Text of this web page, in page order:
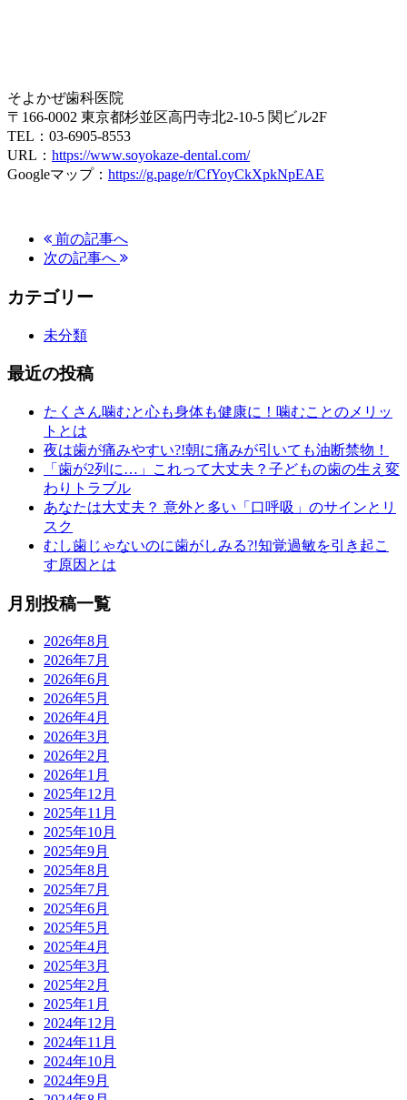
そよかぜ歯科医院
〒166-0002 東京都杉並区高円寺北2-10-5 関ビル2F
TEL：03-6905-8553
URL： https://www.soyokaze-dental.com/
Googleマップ： https://g.page/r/CfYoyCkXpkNpEAE
前の記事へ
次の記事へ
カテゴリー
未分類
最近の投稿
たくさん噛むと心も身体も健康に！噛むことのメリッ
トとは
夜は歯が痛みやすい?!朝に痛みが引いても油断禁物！
「歯が2列に…」これって大丈夫？子どもの歯の生え変
わりトラブル
あなたは大丈夫？ 意外と多い「口呼吸」のサインとリ
スク
むし歯じゃないのに歯がしみる?!知覚過敏を引き起こ
す原因とは
月別投稿一覧
2026年8月
2026年7月
2026年6月
2026年5月
2026年4月
2026年3月
2026年2月
2026年1月
2025年12月
2025年11月
2025年10月
2025年9月
2025年8月
2025年7月
2025年6月
2025年5月
2025年4月
2025年3月
2025年2月
2025年1月
2024年12月
2024年11月
2024年10月
2024年9月